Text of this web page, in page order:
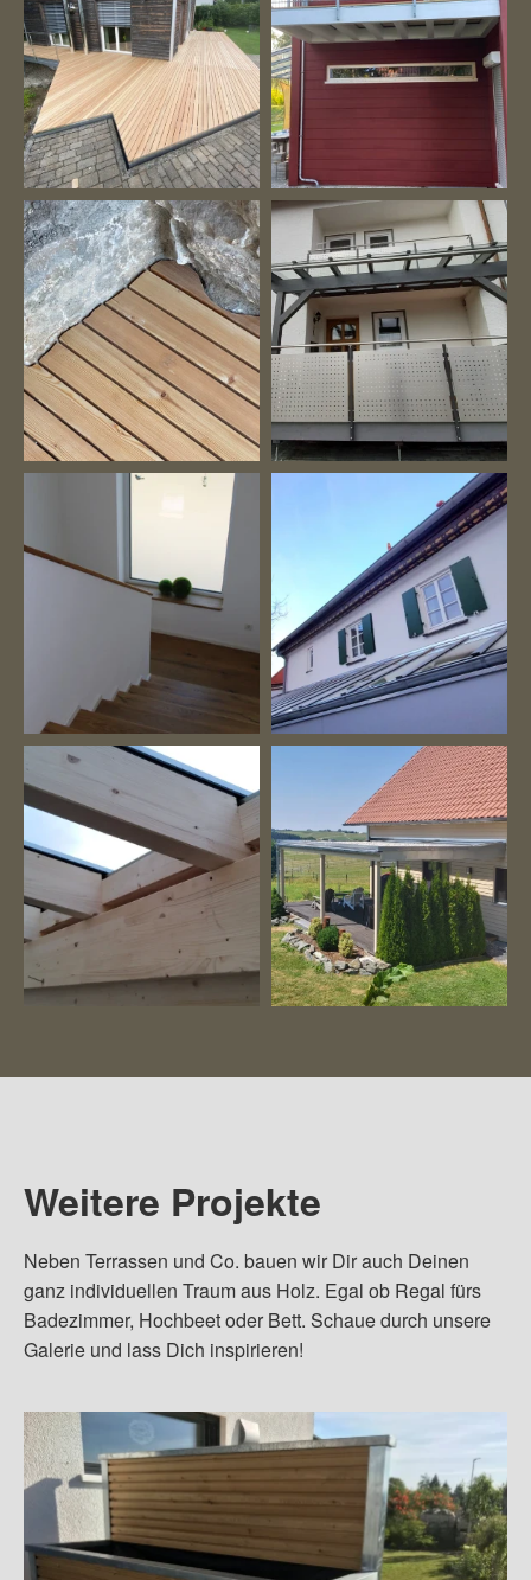
Weitere Projekte
Neben Terrassen und Co. bauen wir Dir auch Deinen
ganz individuellen Traum aus Holz. Egal ob Regal fürs
Badezimmer, Hochbeet oder Bett. Schaue durch unsere
Galerie und lass Dich inspirieren!